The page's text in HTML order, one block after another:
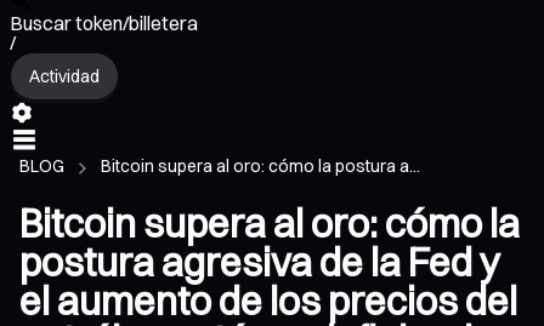
Buscar token/billetera
/
Actividad
BLOG Bitcoin supera al oro: cómo la postura a...
Bitcoin supera al oro: cómo la
postura agresiva de la Fed y
el aumento de los precios del